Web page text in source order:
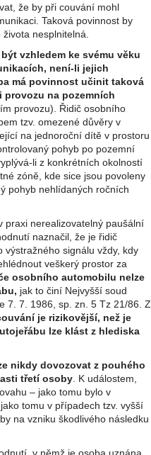
že by při couvání mohl
Taková povinnost by
nesplnitelná.
vzhledem ke svému věku
není-li jejich
má povinnost učinit taková
na pozemních
provozu). Řidič osobního
tzv. omezené důvěry v
na jednoroční dítě v prostoru
pohyb po pozemní
li z konkrétních okolností
zóně, kde sice jsou povoleny
pohyb nehlídaných ročních
praxi nerealizovatelný paušální
naznačil, že je řidič
signálu vždy, kdy
veškerý prostor za
osobního automobilu nelze
jak to činí Nejvyšší soud
7. 7. 1986, sp. zn. 5 Tz 21/86. Z
je rizikovější, než je
lze klást z hlediska
nikdy dovozovat z pouhého
třetí osoby. K událostem,
– jako tomu bylo v
tomu v případech tzv. vyšší
na vzniku škodlivého následku
v němž je osoba uznána